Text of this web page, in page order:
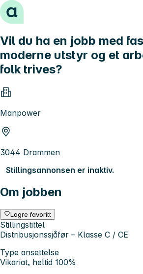
Hopp til innhold
Vil du ha en jobb med
moderne utstyr og et
folk trives?
Manpower
3044 Drammen
Stillingsannonsen er inaktiv.
Om jobben
Lagre favoritt
Stillingstittel
Distribusjonssjåfør – Klasse C / CE
Type ansettelse
Vikariat, heltid 100%